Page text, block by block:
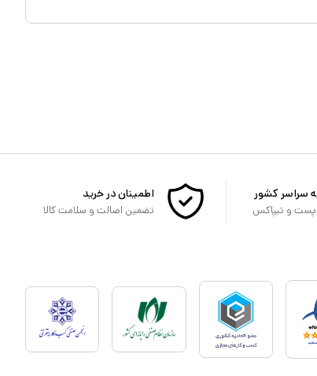
سراسر کشور
پست و تیپاکس
اطمینان در خرید
تضمین اصالت و سلامت کالا